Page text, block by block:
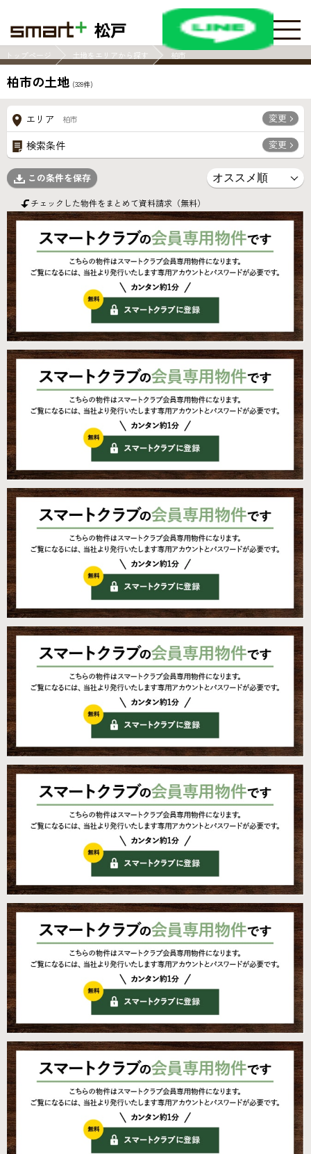
松戸
トップページ 土地をエリアから探す 柏市
柏市の土地 (328件)
エリア 柏市 変更
検索条件 変更
この条件を保存
チェックした物件をまとめて資料請求（無料）